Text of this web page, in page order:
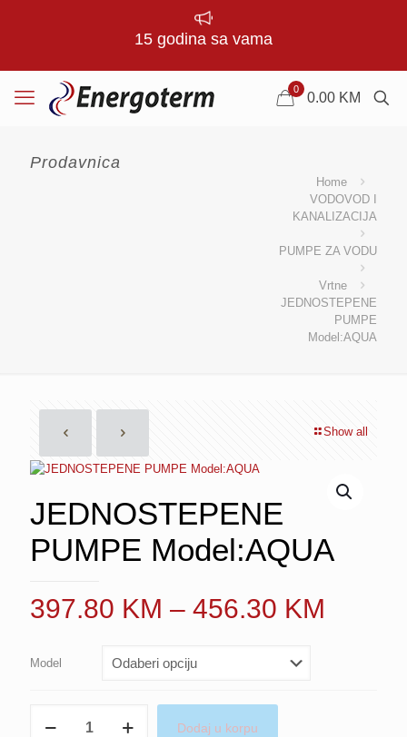
15 godina sa vama
0
0.00 KM
Prodavnica
Home
VODOVOD I
KANALIZACIJA
PUMPE ZA VODU
Vrtne
JEDNOSTEPENE
PUMPE
Model:AQUA
Show all
JEDNOSTEPENE
PUMPE Model:AQUA
397.80 KM – 456.30 KM
Model
PUMPE
Dodaj u korpu